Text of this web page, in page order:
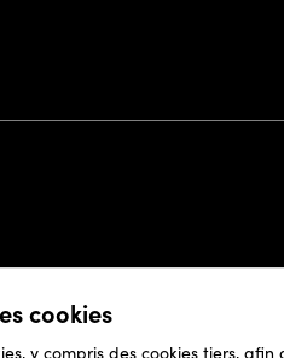
cookies
y compris des cookies tiers,
Art Week S.A.